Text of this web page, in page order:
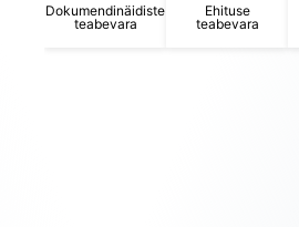
Dokumendinäidiste
teabevara
Ehituse
teabevara